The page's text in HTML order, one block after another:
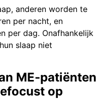
anderen worden te
per nacht, en
per dag. Onafhankelijk
slaap niet
ME-patiënten
op